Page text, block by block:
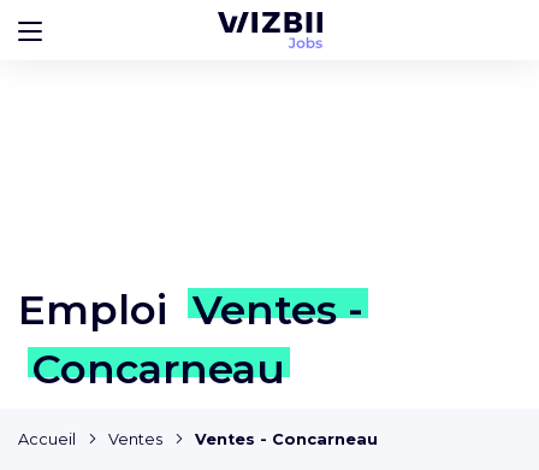
Emploi Ventes -
Concarneau
Accueil Ventes Ventes - Concarneau